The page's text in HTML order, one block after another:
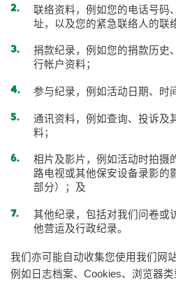
联络资料，例如您的电话号码
址，以及您的紧急联络人的联
捐款纪录，例如您的捐款历史
行帐户资料；
参与纪录，例如活动日期、时
通讯资料，例如查询、投诉及
料；
相片及影片，例如活动时拍摄
路电视或其他保安设备录影的
部分）；及
其他纪录，包括对我们问卷或
他营运及行政纪录。
我们亦可能自动收集您使用我们网
例如日志档案、Cookies、浏览器类